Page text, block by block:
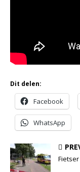
Dit delen:
Facebook
WhatsApp